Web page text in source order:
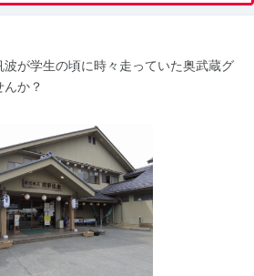
波が学生の頃に時々走っていた奥武蔵グ
か？